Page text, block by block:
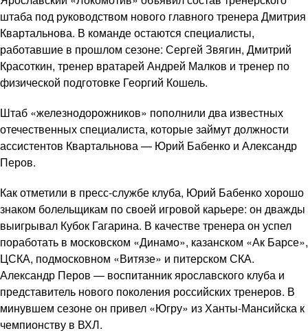
штаба под руководством нового главного тренера Дмитрия
Квартальнова. В команде остаются специалисты,
работавшие в прошлом сезоне: Сергей Звягин, Дмитрий
Красоткин, тренер вратарей Андрей Малков и тренер по
физической подготовке Георгий Кошель.
Штаб «железнодорожников» пополнили два известных
отечественных специалиста, которые займут должности
ассистентов Квартальнова — Юрий Бабенко и Александр
Перов.
Как отметили в пресс-службе клуба, Юрий Бабенко хорошо
знаком болельщикам по своей игровой карьере: он дважды
выигрывал Кубок Гагарина. В качестве тренера он успел
поработать в московском «Динамо», казанском «Ак Барсе»,
ЦСКА, подмосковном «Витязе» и питерском СКА.
Александр Перов — воспитанник ярославского клуба и
представитель нового поколения российских тренеров. В
минувшем сезоне он привел «Югру» из Ханты-Мансийска к
чемпионству в ВХЛ.